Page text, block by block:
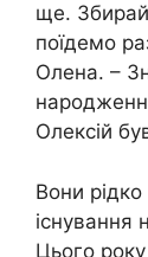
ще.
поїдемо
Олена. –
Олексій
Вони
існування
Цього